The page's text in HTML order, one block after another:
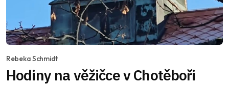
Rebeka Schmidt
Hodiny na věžičce v Chotěboři